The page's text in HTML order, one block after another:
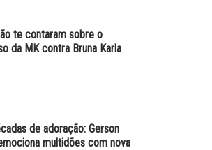
te contaram sobre o
da MK contra Bruna Karla
de adoração: Gerson
multidões com nova